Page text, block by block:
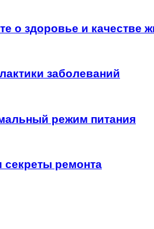
о здоровье и качестве
заболеваний
режим питания
секреты ремонта